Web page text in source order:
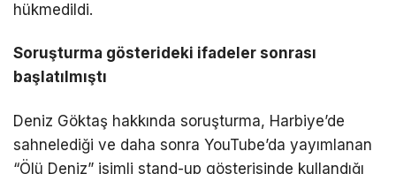
hükmedildi.
Soruşturma gösterideki ifadeler sonrası
başlatılmıştı
Deniz Göktaş hakkında soruşturma, Harbiye’de
sahnelediği ve daha sonra YouTube’da yayımlanan
“Ölü Deniz” isimli stand-up gösterisinde kullandığı